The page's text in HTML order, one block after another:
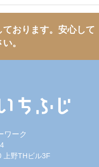
おります。 安心して
。
ワーク
上野THビル3F